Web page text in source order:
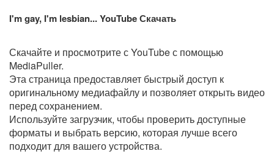
I'm gay, I'm lesbian... YouTube Скачать
Скачайте и просмотритес YouTube с помощью
MediaPuller.
Эта страница предоставляет быстрый доступ к
оригинальному медиафайлу и позволяет открыть видео
перед сохранением.
Используйте загрузчик, чтобы проверить доступные
форматы и выбрать версию, которая лучше всего
подходит для вашего устройства.